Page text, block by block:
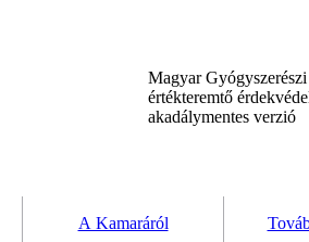
Magyar
értékteremtő
akadálymentes verzió
A Kamaráról